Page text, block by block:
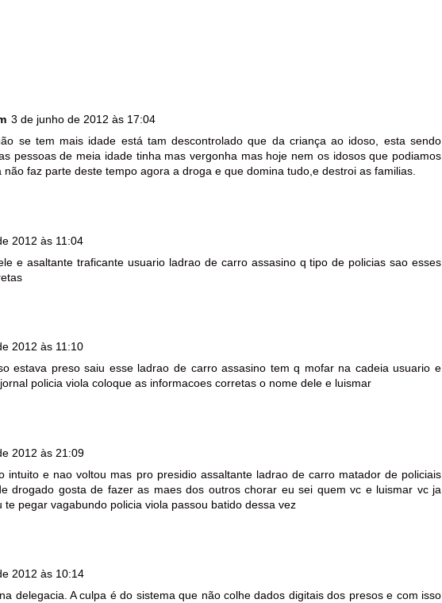
3 de junho de 2012 às 17:04
se tem mais idade está tam descontrolado que da criança ao idoso, esta sendo
pessoas de meia idade tinha mas vergonha mas hoje nem os idosos que podiamos
faz parte deste tempo agora a droga e que domina tudo,e destroi as familias.
2012 às 11:04
e asaltante traficante usuario ladrao de carro assasino q tipo de policias sao esses
2012 às 11:10
estava preso saiu esse ladrao de carro assasino tem q mofar na cadeia usuario e
policia viola coloque as informacoes corretas o nome dele e luismar
2012 às 21:09
intuito e nao voltou mas pro presidio assaltante ladrao de carro matador de policiais
drogado gosta de fazer as maes dos outros chorar eu sei quem vc e luismar vc ja
te pegar vagabundo policia viola passou batido dessa vez
2012 às 10:14
delegacia. A culpa é do sistema que não colhe dados digitais dos presos e com isso